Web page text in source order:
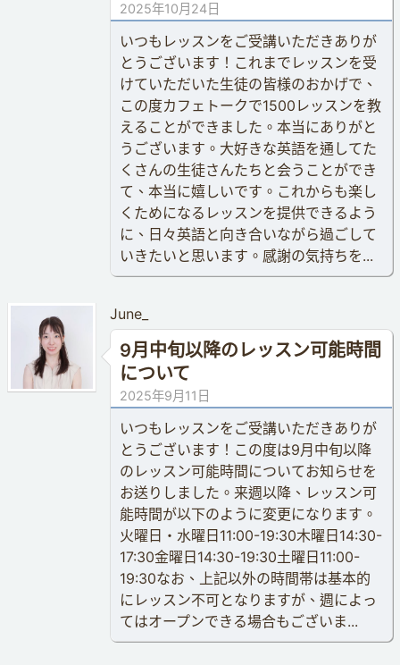
2025年10月24日
いつもレッスンをご受講いただきありが
とうございます！これまでレッスンを受
けていただいた生徒の皆様のおかげで、
この度カフェトークで1500レッスンを教
えることができました。本当にありがと
うございます。大好きな英語を通してた
くさんの生徒さんたちと会うことができ
て、本当に嬉しいです。これからも楽し
くためになるレッスンを提供できるよう
に、日々英語と向き合いながら過ごして
いきたいと思います。感謝の気持ちを...
June_
9月中旬以降のレッスン可能時間
について
2025年9月11日
いつもレッスンをご受講いただきありが
とうございます！この度は9月中旬以降
のレッスン可能時間についてお知らせを
お送りしました。来週以降、レッスン可
能時間が以下のように変更になります。
火曜日・水曜日11:00-19:30木曜日14:30-
17:30金曜日14:30-19:30土曜日11:00-
19:30なお、上記以外の時間帯は基本的
にレッスン不可となりますが、週によっ
てはオープンできる場合もございま...